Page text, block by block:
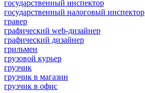
государственный инспектор
государственный налоговый инспектор
гравер
графический web-дизайнер
графический дизайнер
грильмен
грузовой курьер
грузчик
грузчик в магазин
грузчик в офис